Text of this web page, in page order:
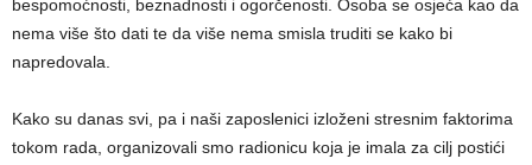
bespomoćnosti, beznadnosti i ogorčenosti. Osoba se osjeća kao da
nema više što dati te da više nema smisla truditi se kako bi
napredovala.
Kako su danas svi, pa i naši zaposlenici izloženi stresnim faktorima
tokom rada, organizovali smo radionicu koja je imala za cilj postići